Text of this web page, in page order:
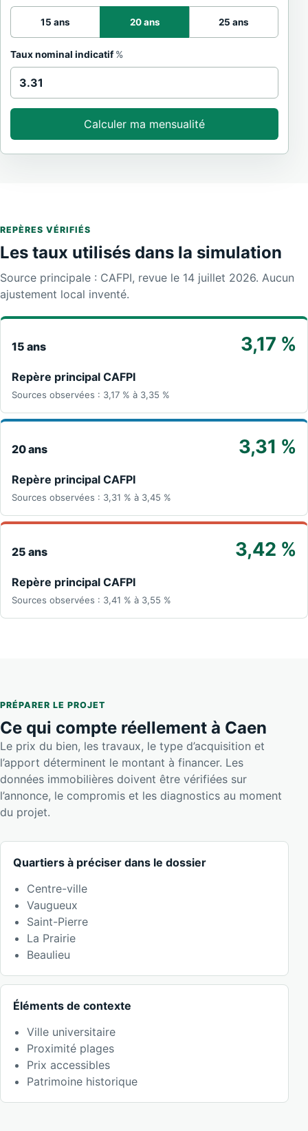
15 ans 20 ans 25 ans
Taux nominal indicatif %
Calculer ma mensualité
REPÈRES VÉRIFIÉS
Les taux utilisés dans la simulation
Source principale : CAFPI, revue le 14 juillet 2026. Aucun
ajustement local inventé.
15 ans 3,17 %
Repère principal CAFPI
Sources observées : 3,17 % à 3,35 %
20 ans 3,31 %
Repère principal CAFPI
Sources observées : 3,31 % à 3,45 %
25 ans 3,42 %
Repère principal CAFPI
Sources observées : 3,41 % à 3,55 %
PRÉPARER LE PROJET
Ce qui compte réellement à Caen
Le prix du bien, les travaux, le type d’acquisition et
l’apport déterminent le montant à financer. Les
données immobilières doivent être vérifiées sur
l’annonce, le compromis et les diagnostics au moment
du projet.
Quartiers à préciser dans le dossier
Centre-ville
Vaugueux
Saint-Pierre
La Prairie
Beaulieu
Éléments de contexte
Ville universitaire
Proximité plages
Prix accessibles
Patrimoine historique